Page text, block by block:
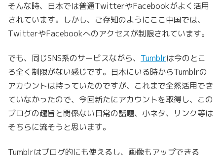
そんな時、日本では普通TwitterやFacebookがよく活用
されています。しかし、ご存知のようにここ中国では、
TwitterやFacebookへのアクセスが制限されています。
でも、同じSNS系のサービスながら、 Tumblrは今のとこ
ろ全く制限がない感じです。日本にいる時からTumblrの
アカウントは持っていたのですが、これまで全然活用でき
ていなかったので、今回新たにアカウントを取得し、この
ブログの趣旨と関係ない日常の話題、小ネタ、リンク等は
そちらに流そうと思います。
Tumblrはブログ的にも使えるし、画像もアップできる